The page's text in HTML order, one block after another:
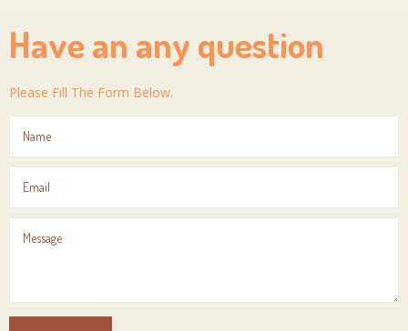
Have an any question
Please Fill The Form Below.